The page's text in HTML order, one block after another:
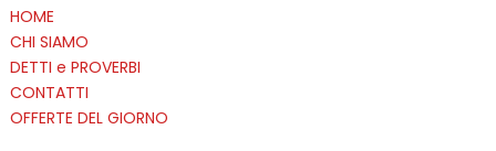
HOME
CHI SIAMO
DETTI e PROVERBI
CONTATTI
OFFERTE DEL GIORNO